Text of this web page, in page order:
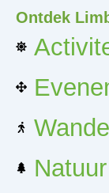
Ontdek
Natuur